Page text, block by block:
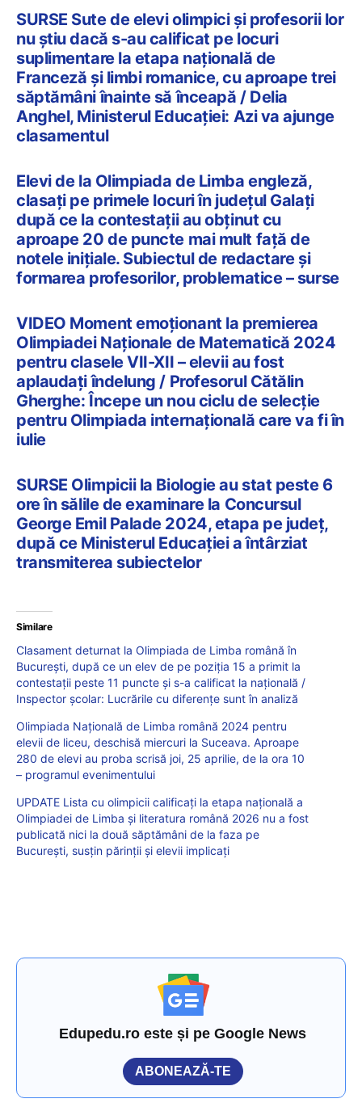
SURSE Sute de elevi olimpici și profesorii lor
nu știu dacă s-au calificat pe locuri
suplimentare la etapa națională de
Franceză și limbi romanice, cu aproape trei
săptămâni înainte să înceapă / Delia
Anghel, Ministerul Educației: Azi va ajunge
clasamentul
Elevi de la Olimpiada de Limba engleză,
clasați pe primele locuri în județul Galați
după ce la contestații au obținut cu
aproape 20 de puncte mai mult față de
notele inițiale. Subiectul de redactare și
formarea profesorilor, problematice – surse
VIDEO Moment emoționant la premierea
Olimpiadei Naționale de Matematică 2024
pentru clasele VII-XII – elevii au fost
aplaudați îndelung / Profesorul Cătălin
Gherghe: Începe un nou ciclu de selecție
pentru Olimpiada internațională care va fi în
iulie
SURSE Olimpicii la Biologie au stat peste 6
ore în sălile de examinare la Concursul
George Emil Palade 2024, etapa pe județ,
după ce Ministerul Educației a întârziat
transmiterea subiectelor
Similare
Clasament deturnat la Olimpiada de Limba română în
București, după ce un elev de pe poziția 15 a primit la
contestații peste 11 puncte și s-a calificat la națională /
Inspector școlar: Lucrările cu diferențe sunt în analiză
Olimpiada Națională de Limba română 2024 pentru
elevii de liceu, deschisă miercuri la Suceava. Aproape
280 de elevi au proba scrisă joi, 25 aprilie, de la ora 10
– programul evenimentului
UPDATE Lista cu olimpicii calificați la etapa națională a
Olimpiadei de Limba și literatura română 2026 nu a fost
publicată nici la două săptămâni de la faza pe
București, susțin părinții și elevii implicați
Edupedu.ro este și pe Google News
ABONEAZĂ-TE